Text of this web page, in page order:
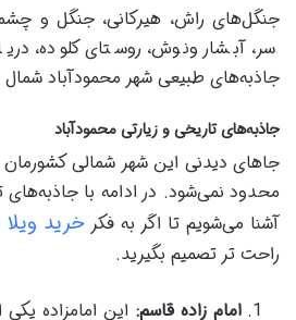
جنگل‌های راش، هیرکانی، جنگل و
سر، آبشار ونوش، روستای کلوده،
جاذبه‌های طبیعی شهر محمودآباد
جاذبه‌های تاریخی و زیارتی محمودآباد
جاهای دیدنی این شهر شمالی کشورمان
محدود نمی‌شود. در ادامه با جاذبه‌های
آشنا می‌شویم تا اگر به فکر خرید
راحت تر تصمیم بگیرید.
امام زاده قاسم: این امامزاده